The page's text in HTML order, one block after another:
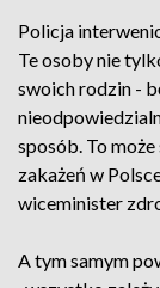
Policja
Te osoby nie
swoich rodzin -
sposób. To
zakażeń w
wiceminister
A tym samym